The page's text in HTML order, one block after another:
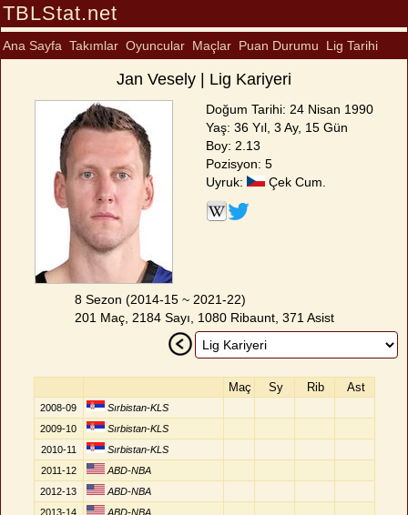
TBLStat.net
Ana Sayfa Takımlar Oyuncular Maçlar Puan Durumu Lig Tarihi
Jan Vesely | Lig Kariyeri
Doğum Tarihi: 24 Nisan 1990
Yaş: 36 Yıl, 3 Ay, 15 Gün
Boy: 2.13
Pozisyon: 5
Uyruk:
Çek Cum.
8 Sezon (2014-15 ~ 2021-22)
201 Maç, 2184 Sayı, 1080 Ribaunt, 371 Asist
Maç Sy Rib Ast
2008-09
Sırbistan-KLS
2009-10
Sırbistan-KLS
2010-11
Sırbistan-KLS
2011-12
ABD-NBA
2012-13
ABD-NBA
2013-14
ABD-NBA